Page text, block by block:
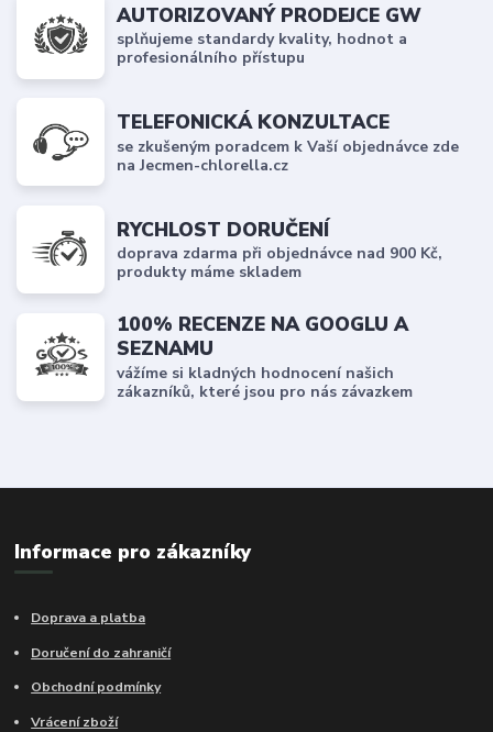
AUTORIZOVANÝ PRODEJCE GW
splňujeme standardy kvality, hodnot a
profesionálního přístupu
TELEFONICKÁ KONZULTACE
se zkušeným poradcem k Vaší objednávce zde
na Jecmen-chlorella.cz
RYCHLOST DORUČENÍ
doprava zdarma při objednávce nad 900 Kč,
produkty máme skladem
100% RECENZE NA GOOGLU A
SEZNAMU
vážíme si kladných hodnocení našich
zákazníků, které jsou pro nás závazkem
Informace pro zákazníky
Doprava a platba
Doručení do zahraničí
Obchodní podmínky
Vrácení zboží